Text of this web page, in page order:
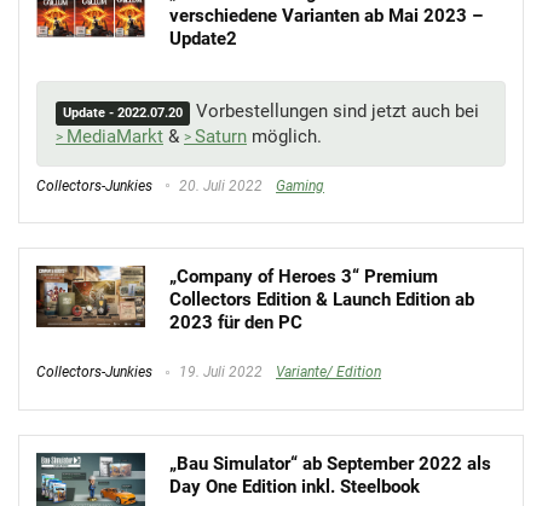
verschiedene Varianten ab Mai 2023 –
Update2
Update - 2022.07.20
Vorbestellungen sind jetzt auch bei
MediaMarkt & Saturn möglich.
Collectors-Junkies 20. Juli 2022 Gaming
„Company of Heroes 3“ Premium
Collectors Edition & Launch Edition ab
2023 für den PC
Collectors-Junkies 19. Juli 2022 Variante/ Edition
„Bau Simulator“ ab September 2022 als
Day One Edition inkl. Steelbook